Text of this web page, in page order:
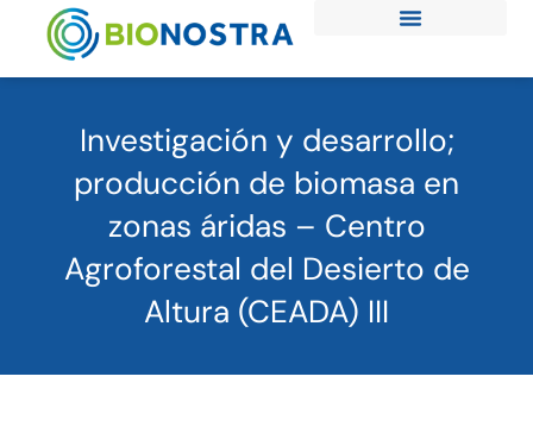
Investigación y desarrollo;
producción de biomasa en
zonas áridas – Centro
Agroforestal del Desierto de
Altura (CEADA) III